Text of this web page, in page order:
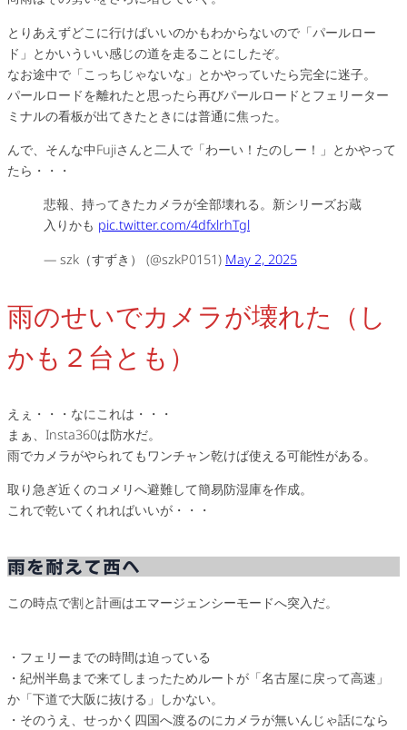
とりあえずどこに行けばいいのかもわからないので「パールロー
ド」とかいういい感じの道を走ることにしたぞ。
なお途中で「こっちじゃないな」とかやっていたら完全に迷子。
パールロードを離れたと思ったら再びパールロードとフェリーター
ミナルの看板が出てきたときには普通に焦った。
んで、そんな中Fujiさんと二人で「わーい！たのしー！」とかやって
たら・・・
悲報、持ってきたカメラが全部壊れる。新シリーズお蔵
入りかも pic.twitter.com/4dfxlrhTgl
— szk（すずき） (@szkP0151) May 2, 2025
雨のせいでカメラが壊れた（し
かも２台とも）
えぇ・・・なにこれは・・・
まぁ、Insta360は防水だ。
雨でカメラがやられてもワンチャン乾けば使える可能性がある。
取り急ぎ近くのコメリへ避難して簡易防湿庫を作成。
これで乾いてくれればいいが・・・
雨を耐えて西へ
この時点で割と計画はエマージェンシーモードへ突入だ。
・フェリーまでの時間は迫っている
・紀州半島まで来てしまったためルートが「名古屋に戻って高速」
か「下道で大阪に抜ける」しかない。
・そのうえ、せっかく四国へ渡るのにカメラが無いんじゃ話になら